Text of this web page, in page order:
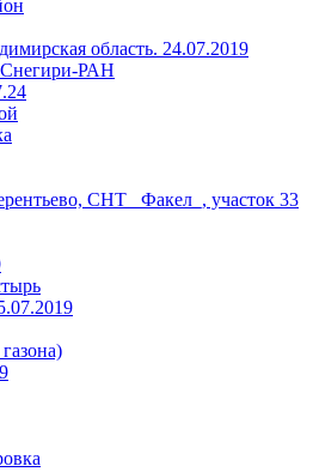
область. 24.07.2019
РАН
СНТ _Факел_, участок 33